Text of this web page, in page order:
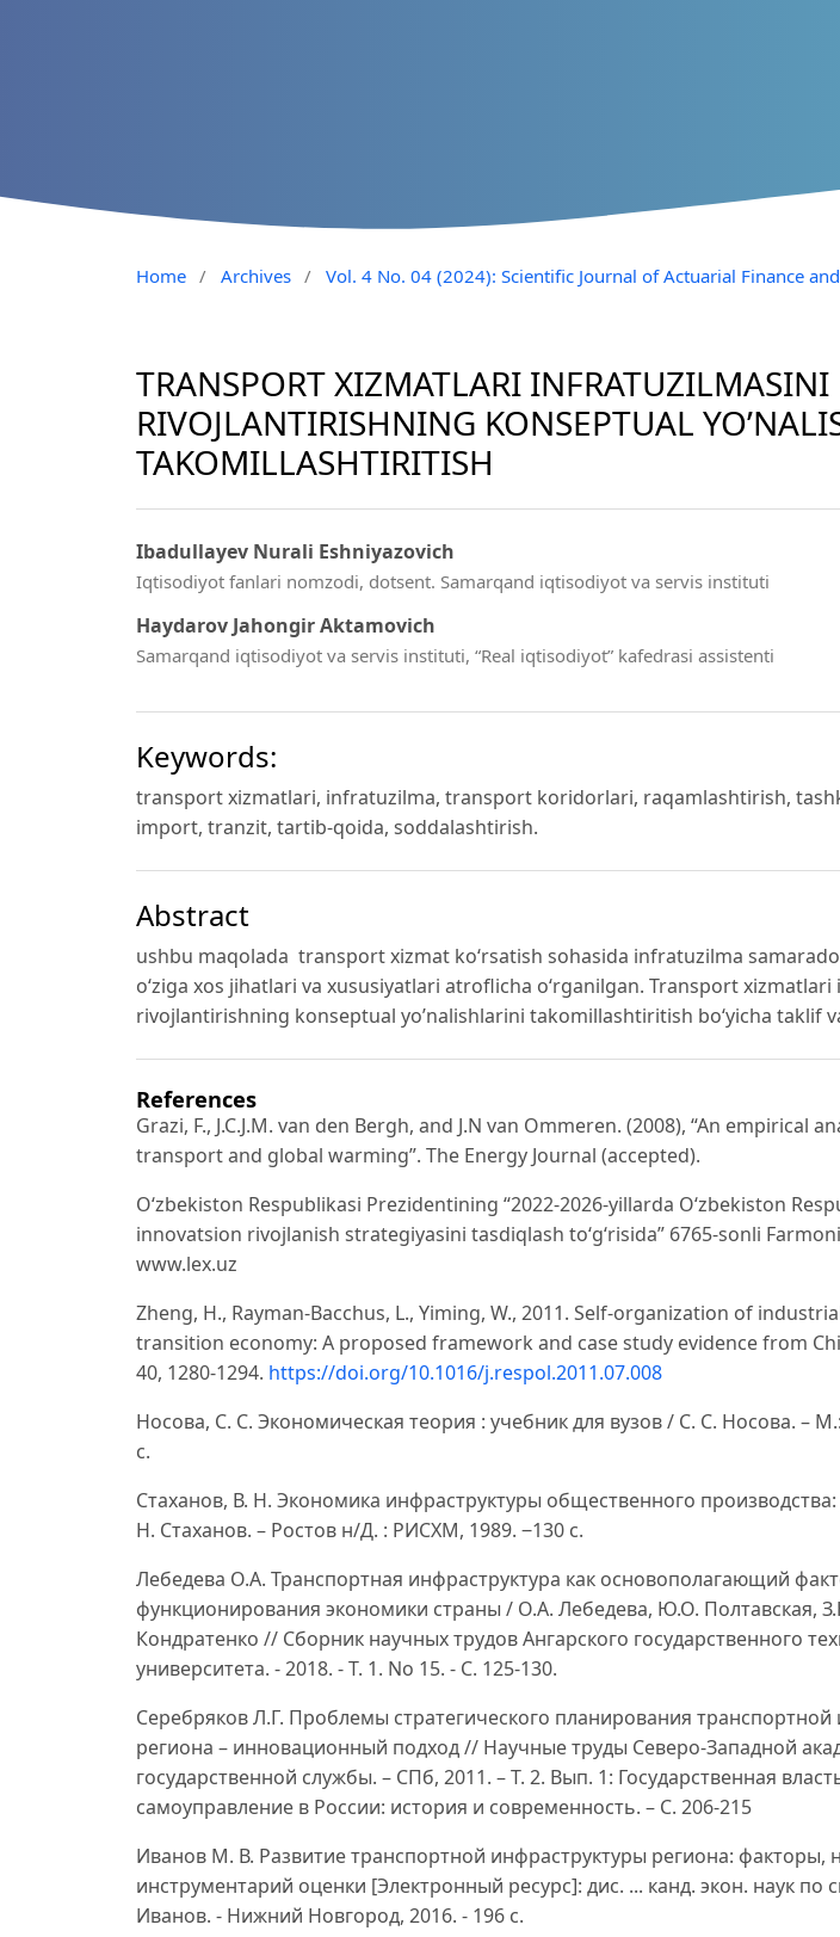
Home / Archives / Vol. 4 No. 04 (2024): Scientific Journal of Actuarial Finance
TRANSPORT XIZMATLARI INFRATUZILMASINI
RIVOJLANTIRISHNING KONSEPTUAL
TAKOMILLASHTIRITISH
Ibadullayev Nurali Eshniyazovich
Iqtisodiyot fanlari nomzodi, dotsent. Samarqand iqtisodiyot va servis instituti
Haydarov Jahongir Aktamovich
Samarqand iqtisodiyot va servis instituti, “Real iqtisodiyot” kafedrasi assistenti
Keywords:
transport xizmatlari, infratuzilma, transport koridorlari, raqamlashtirish,
import, tranzit, tartib-qoida, soddalashtirish.
Abstract
ushbu maqolada transport xizmat ko‘rsatish sohasida infratuzilma
o‘ziga xos jihatlari va xususiyatlari atroflicha o‘rganilgan. Transport
rivojlantirishning konseptual yo’nalishlarini takomillashtiritish bo‘yicha taklif
References
Grazi, F., J.C.J.M. van den Bergh, and J.N van Ommeren. (2008), “An empirical
transport and global warming”. The Energy Journal (accepted).
Oʻzbekiston Respublikasi Prezidentining “2022-2026-yillarda Oʻzbekiston
innovatsion rivojlanish strategiyasini tasdiqlash toʻgʻrisida” 6765-sonli
www.lex.uz
Zheng, H., Rayman-Bacchus, L., Yiming, W., 2011. Self-organization of
transition economy: A proposed framework and case study evidence from
40, 1280-1294. https://doi.org/10.1016/j.respol.2011.07.008
Носова, С. С. Экономическая теория : учебник для вузов / С. С. Носова. –
с.
Стаханов, В. Н. Экономика инфраструктуры общественного
Н. Стаханов. – Ростов н/Д. : РИСХМ, 1989. ‒130 с.
Лебедева О.А. Транспортная инфраструктура как основополагающий
функционирования экономики страны / О.А. Лебедева, Ю.О. Полтавская,
Кондратенко // Сборник научных трудов Ангарского государственного
университета. - 2018. - Т. 1. No 15. - С. 125-130.
Серебряков Л.Г. Проблемы стратегического планирования транспортной
региона – инновационный подход // Научные труды Северо-Западной
государственной службы. – СПб, 2011. – Т. 2. Вып. 1: Государственная
самоуправление в России: история и современность. – C. 206-215
Иванов М. В. Развитие транспортной инфраструктуры региона: факторы,
инструментарий оценки [Электронный ресурс]: дис. ... канд. экон. наук по
Иванов. - Нижний Новгород, 2016. - 196 с.